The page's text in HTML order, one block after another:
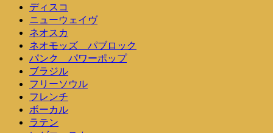
ディスコ
ニューウェイヴ
ネオスカ
ネオモッズ パブロック
パンク パワーポップ
ブラジル
フリーソウル
フレンチ
ボーカル
ラテン